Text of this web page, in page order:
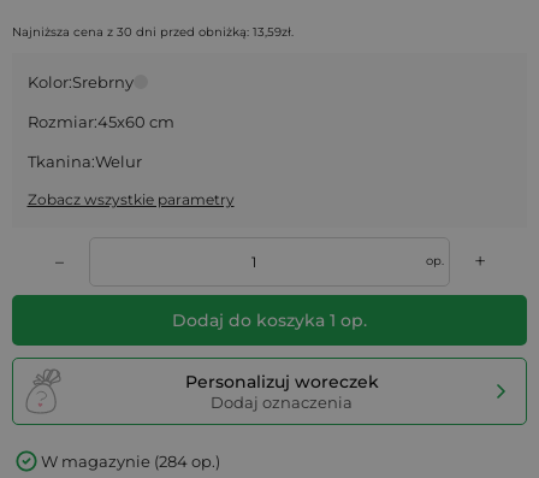
Najniższa cena z 30 dni przed obniżką: 13,59zł.
Kolor:Srebrny
Rozmiar:45x60 cm
Tkanina:Welur
Zobacz wszystkie parametry
– op. +
Dodaj do koszyka 1 op.
Personalizuj woreczek
Dodaj oznaczenia
W magazynie (284 op.)